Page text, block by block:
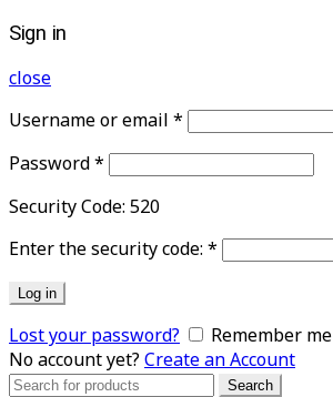
Sign in
close
Username or email *
Password*
Security Code: 520
Enter the security code: *
Log in
Lost your password?
Remember me
No account yet? Create an Account
Search
Search